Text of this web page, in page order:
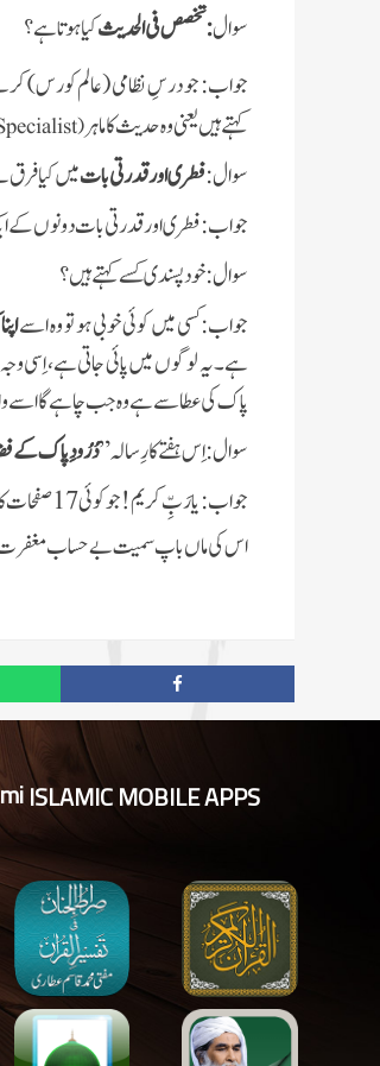
سوال:تخصص فی الحدیثکیا ہوتا ہے؟
جواب:جو درسِ نظامی (عالم کورس)
کہتے ہیں یعنی وہ حدیث کا ماہر(
سوال:فطری اور قدرتی باتمیں کیا
جواب:فطری اور قدرتی بات دونوں کے
سوال:خود پسندی کسے کہتے ہیں؟
جواب:کسی میں کوئی خوبی ہو تو وہ اسے
ہے۔یہ لوگوں میں پائی جاتی ہے،
پاک کی عطا سے ہے وہ جب چاہے گا
سوال:اِس ہفتے کا رِسالہ”دُرُودِ پاک کے
جواب:یا رَبِّ کریم ! جو کوئی 17 صفحات کا رِسالہ ’’
اس کی ماں باپ سمیت بے حساب مغفرت
ISLAMIC MOBILE APPS